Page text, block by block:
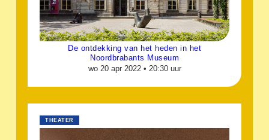
De ontdekking van het heden in het
Noordbrabants Museum
wo 20 apr 2022 • 20:30 uur
THEATER